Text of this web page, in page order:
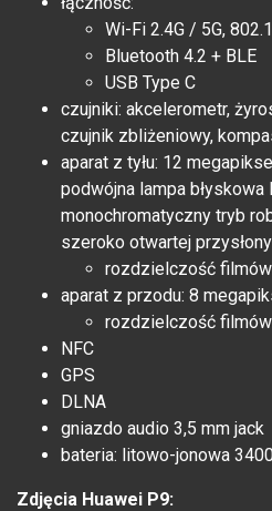
Wi-Fi 2.4G / 5G,
Bluetooth 4.2 + BLE
USB Type C
czujniki: akcelerometr,
czujnik zbliżeniowy,
aparat z tyłu: 12
podwójna lampa błyskowa
monochromatyczny tryb
szeroko otwartej przysłony
rozdzielczość
aparat z przodu: 8
rozdzielczość
NFC
GPS
DLNA
gniazdo audio 3,5 mm jack
bateria: litowo-jonowa
Zdjęcia Huawei P9: